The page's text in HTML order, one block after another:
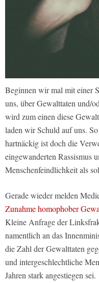
Beginnen wir mal mit einer
uns, über Gewalttaten und/
wird zum einen diese
laden wir Schuld auf uns.
hartnäckig ist doch die
eingewanderten Rassismus
Menschenfeindlichkeit als
Gerade wieder melden
Zunahme homophober
Kleine Anfrage der
namentlich an das
die Zahl der Gewalttaten
und intergeschlechtliche
Jahren stark angestiegen sei.